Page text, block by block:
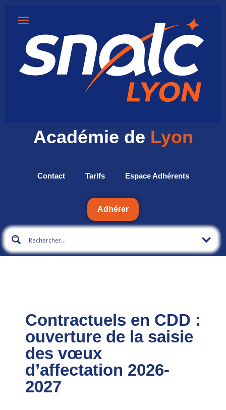
Académie de Lyon
Contact Tarifs Espace Adhérents
Adhérer
Contractuels en CDD :
ouverture de la saisie
des vœux
d’affectation 2026-
2027